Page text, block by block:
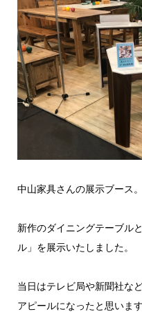
中山家具さんの展示ブース。
新作のダイニングテーブル
ル」を展示いたしました。
当日はテレビ局や新聞社な
アピールになったと思います